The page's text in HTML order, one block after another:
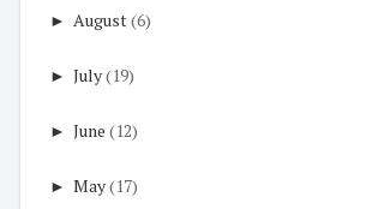
► August(6)
► July(19)
► June (12)
► May(17)